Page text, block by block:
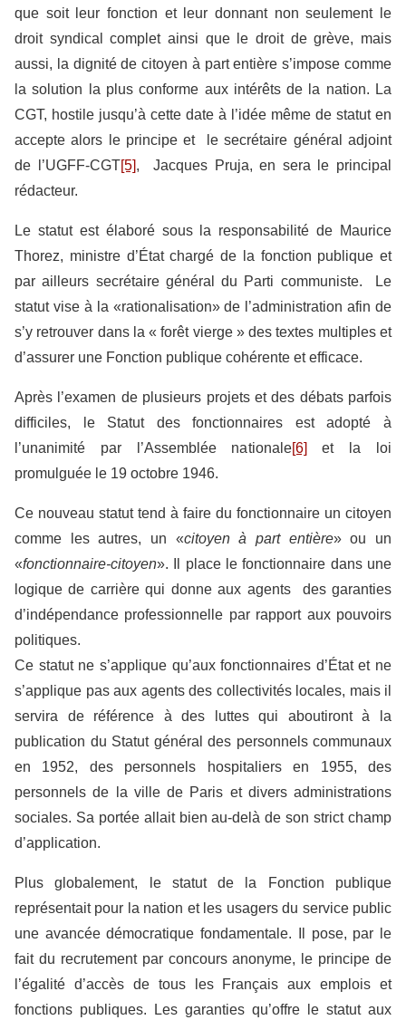
que soit leur fonction et leur donnant non seulement le
droit syndical complet ainsi que le droit de grève, mais
aussi, la dignité de citoyen à part entière s’impose comme
la solution la plus conforme aux intérêts de la nation. La
CGT, hostile jusqu’à cette date à l’idée même de statut en
accepte alors le principe et le secrétaire général adjoint
de l’UGFF-CGT[5], Jacques Pruja, en sera le principal
rédacteur.
Le statut est élaboré sous la responsabilité de Maurice
Thorez, ministre d’État chargé de la fonction publique et
par ailleurs secrétaire général du Parti communiste. Le
statut vise à la «rationalisation» de l’administration afin de
s’y retrouver dans la « forêt vierge » des textes multiples et
d’assurer une Fonction publique cohérente et efficace.
Après l’examen de plusieurs projets et des débats parfois
difficiles, le Statut des fonctionnaires est adopté à
l’unanimité par l’Assemblée nationale[6] et la loi
promulguée le 19 octobre 1946.
Ce nouveau statut tend à faire du fonctionnaire un citoyen
comme les autres, un «citoyen à part entière» ou un
«fonctionnaire-citoyen». Il place le fonctionnaire dans une
logique de carrière qui donne aux agents des garanties
d’indépendance professionnelle par rapport aux pouvoirs
politiques.
Ce statut ne s’applique qu’aux fonctionnaires d’État et ne
s’applique pas aux agents des collectivités locales, mais il
servira de référence à des luttes qui aboutiront à la
publication du Statut général des personnels communaux
en 1952, des personnels hospitaliers en 1955, des
personnels de la ville de Paris et divers administrations
sociales. Sa portée allait bien au-delà de son strict champ
d’application.
Plus globalement, le statut de la Fonction publique
représentait pour la nation et les usagers du service public
une avancée démocratique fondamentale. Il pose, par le
fait du recrutement par concours anonyme, le principe de
l’égalité d’accès de tous les Français aux emplois et
fonctions publiques. Les garanties qu’offre le statut aux